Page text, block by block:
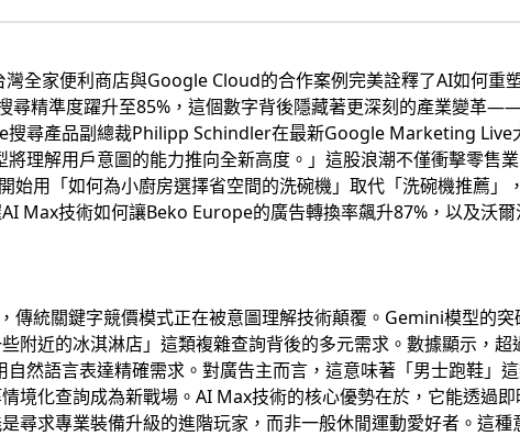
全家便利商店與Google Cloud的合作案例完美詮釋了AI如何重
尋精準度躍升至85%，這個數字背後隱藏著更深刻的產業變革
搜尋產品副總裁Philipp Schindler在最新Google Marketing Live
理解用戶意圖的能力推向全新高度。」這股浪潮不僅衝擊零售
始用「如何為小廚房選擇省空間的洗碗機」取代「洗碗機推薦」
Max技術如何讓Beko Europe的廣告轉換率飆升87%，以及沃
傳統關鍵字競價模式正在被意圖理解技術顛覆。Gemini模型的
附近的冰淇淋店」這類複雜查詢背後的多元需求。數據顯示，超
然語言表達精確需求。對廣告主而言，這意味著「男士跑鞋」
境化查詢成為新戰場。AI Max技術的核心優勢在於，它能透過
尋求專業裝備升級的進階玩家，而非一般休閒運動愛好者。這